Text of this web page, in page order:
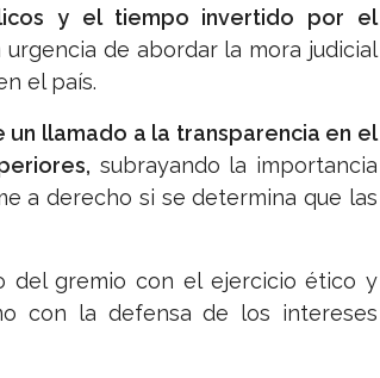
y el tiempo invertido por el
urgencia de abordar la mora judicial
el país.
llamado a la transparencia en el
subrayando la importancia
a derecho si se determina que las
del gremio con el ejercicio ético y
con la defensa de los intereses